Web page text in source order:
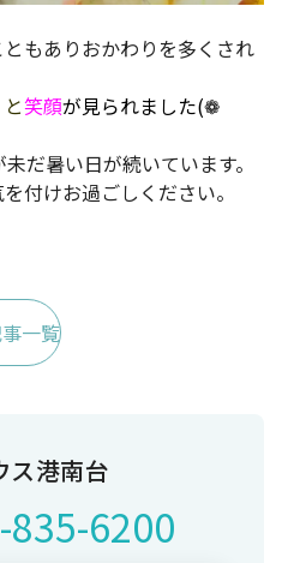
もありおかわりを多くされ
笑顔が見られました(❁
だ暑い日が続いています。
付けお過ごしください。
一覧
ス港南台
835-6200